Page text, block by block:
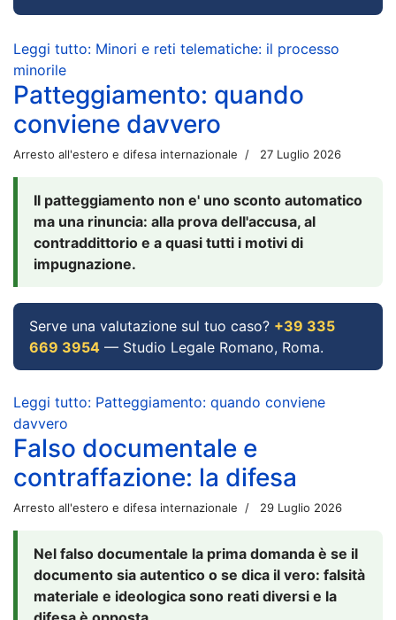
Leggi tutto: Minori e reti telematiche: il processo
minorile
Patteggiamento: quando
conviene davvero
Arresto all'estero e difesa internazionale 27 Luglio 2026
Il patteggiamento non e' uno sconto automatico
ma una rinuncia: alla prova dell'accusa, al
contraddittorio e a quasi tutti i motivi di
impugnazione.
Serve una valutazione sul tuo caso? +39 335
669 3954 — Studio Legale Romano, Roma.
Leggi tutto: Patteggiamento: quando conviene
davvero
Falso documentale e
contraffazione: la difesa
Arresto all'estero e difesa internazionale 29 Luglio 2026
Nel falso documentale la prima domanda è se il
documento sia autentico o se dica il vero: falsità
materiale e ideologica sono reati diversi e la